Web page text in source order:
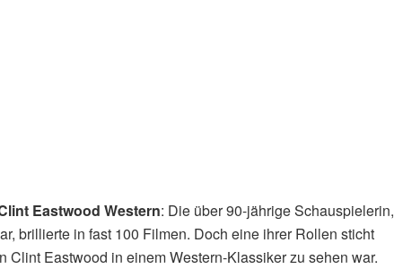
Eastwood Western: Die über 90-jährige Schauspielerin,
brillierte in fast 100 Filmen. Doch eine ihrer Rollen sticht
Clint Eastwood in einem Western-Klassiker zu sehen war.